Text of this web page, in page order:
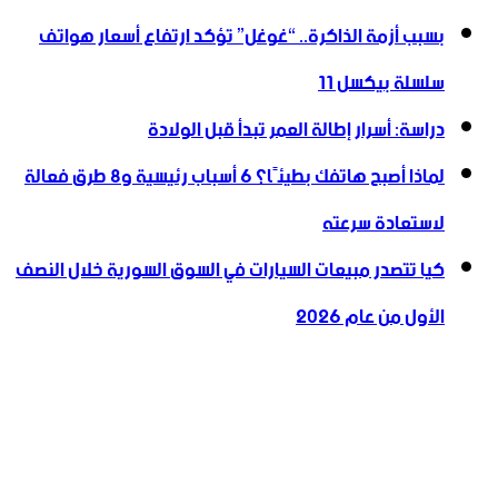
بسبب أزمة الذاكرة.. “غوغل” تؤكد ارتفاع أسعار هواتف
سلسلة بيكسل 11
دراسة: أسرار إطالة العمر تبدأ قبل الولادة
لماذا أصبح هاتفك بطيئًا؟ 6 أسباب رئيسية و8 طرق فعالة
لاستعادة سرعته
كيا تتصدر مبيعات السيارات في السوق السورية خلال النصف
الأول من عام 2026